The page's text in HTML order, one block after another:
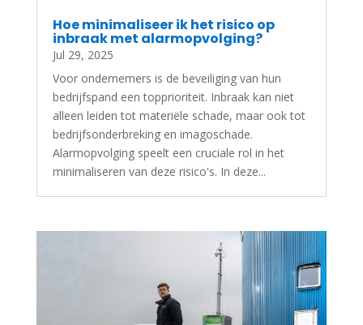
Hoe minimaliseer ik het risico op
inbraak met alarmopvolging?
Jul 29, 2025
Voor ondernemers is de beveiliging van hun
bedrijfspand een topprioriteit. Inbraak kan niet
alleen leiden tot materiële schade, maar ook tot
bedrijfsonderbreking en imagoschade.
Alarmopvolging speelt een cruciale rol in het
minimaliseren van deze risico's. In deze...